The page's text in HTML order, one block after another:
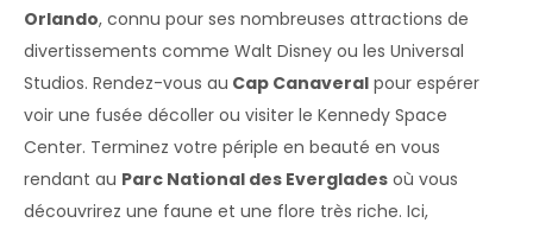
Orlando, connu pour ses nombreuses attractions de
divertissements comme Walt Disney ou les Universal
Studios. Rendez-vous au Cap Canaveral pour espérer
voir une fusée décoller ou visiter le Kennedy Space
Center. Terminez votre périple en beauté en vous
rendant au Parc National des Everglades où vous
découvrirez une faune et une flore très riche. Ici,